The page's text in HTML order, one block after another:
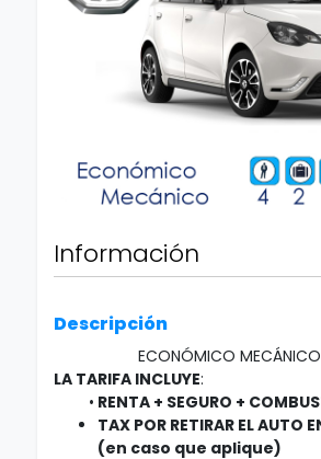
Información
Descripción
ECONÓMICO
LA TARIFA INCLUYE:
• RENTA + SEGURO +
TAX POR RETIRAR EL AUTO
(en caso que aplique)